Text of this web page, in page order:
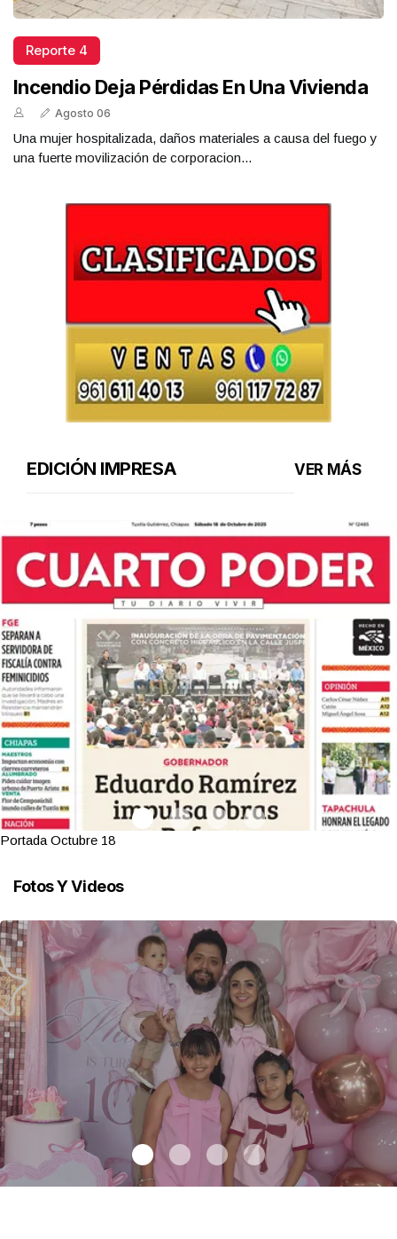
Reporte 4
Incendio Deja Pérdidas En Una Vivienda
Agosto 06
Una mujer hospitalizada, daños materiales a causa del fuego y
una fuerte movilización de corporacion...
EDICIÓN IMPRESA VER MÁS
Portada Octubre 18
Fotos Y Videos